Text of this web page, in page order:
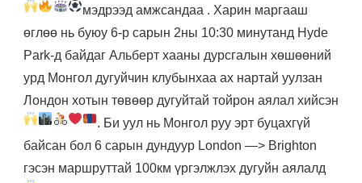
мэдрээд амжсандаа . Харин маргааш
өглөө нь буюу 6-р сарын 2ны 10:30 минутанд Hyde
Park-д байдаг Альберт хааны дурсгалын хөшөөний
урд Монгол дугуйчин клубынхаа ах нартай уулзан
Лондон хотын төвөөр дугуйтай тойрон аялал хийсэн
. Би уул нь Монгол руу эрт буцахгүй
байсан бол 6 сарын дундуур London —> Brighton
гэсэн маршруттай 100км үргэлжлэх дугуйн аялалд